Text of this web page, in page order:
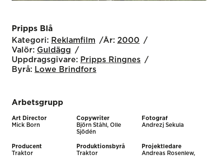
Pripps Blå
Kategori: Reklamfilm År: 2000
Valör: Guldägg
Uppdragsgivare: Pripps Ringnes
Byrå: Lowe Brindfors
Arbetsgrupp
Art Director
Mick Born
Copywriter
Björn Ståhl, Olle
Sjödén
Fotograf
Andrezj Sekula
Producent
Traktor
Produktionsbyrå
Traktor
Projektledare
Andreas Rosenlew,